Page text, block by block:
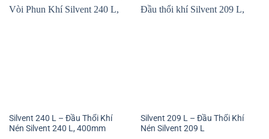
Silvent 240 L – Đầu Thổi Khí
Nén Silvent 240 L, 400mm
Silvent 209 L – Đầu Thổi Khí
Nén Silvent 209 L